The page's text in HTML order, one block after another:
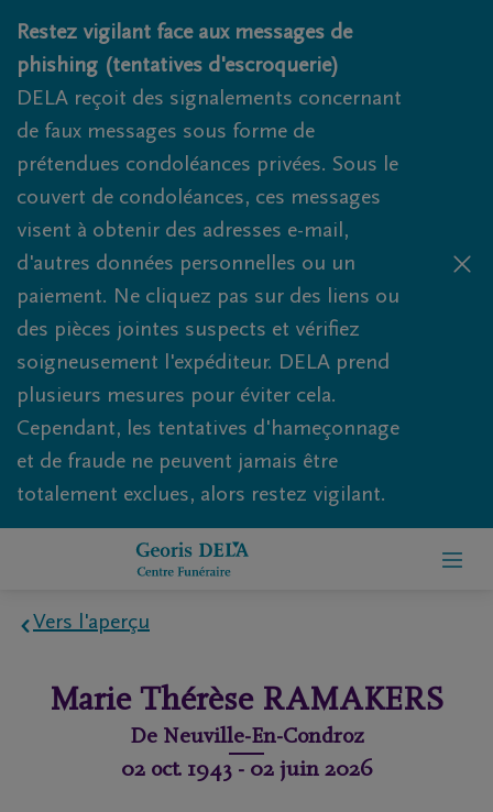
Obituaries.breadcrumbs.SkipLink
Restez vigilant face aux messages de
phishing (tentatives d'escroquerie)
DELA reçoit des signalements concernant
de faux messages sous forme de
prétendues condoléances privées. Sous le
couvert de condoléances, ces messages
visent à obtenir des adresses e-mail,
d'autres données personnelles ou un
paiement. Ne cliquez pas sur des liens ou
des pièces jointes suspects et vérifiez
soigneusement l'expéditeur. DELA prend
plusieurs mesures pour éviter cela.
Cependant, les tentatives d'hameçonnage
et de fraude ne peuvent jamais être
totalement exclues, alors restez vigilant.
Vers l'aperçu
Marie Thérèse RAMAKERS
De Neuville-En-Condroz
02 oct. 1943- 02 juin 2026